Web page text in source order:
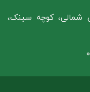
شمالی، کوچه سینک،